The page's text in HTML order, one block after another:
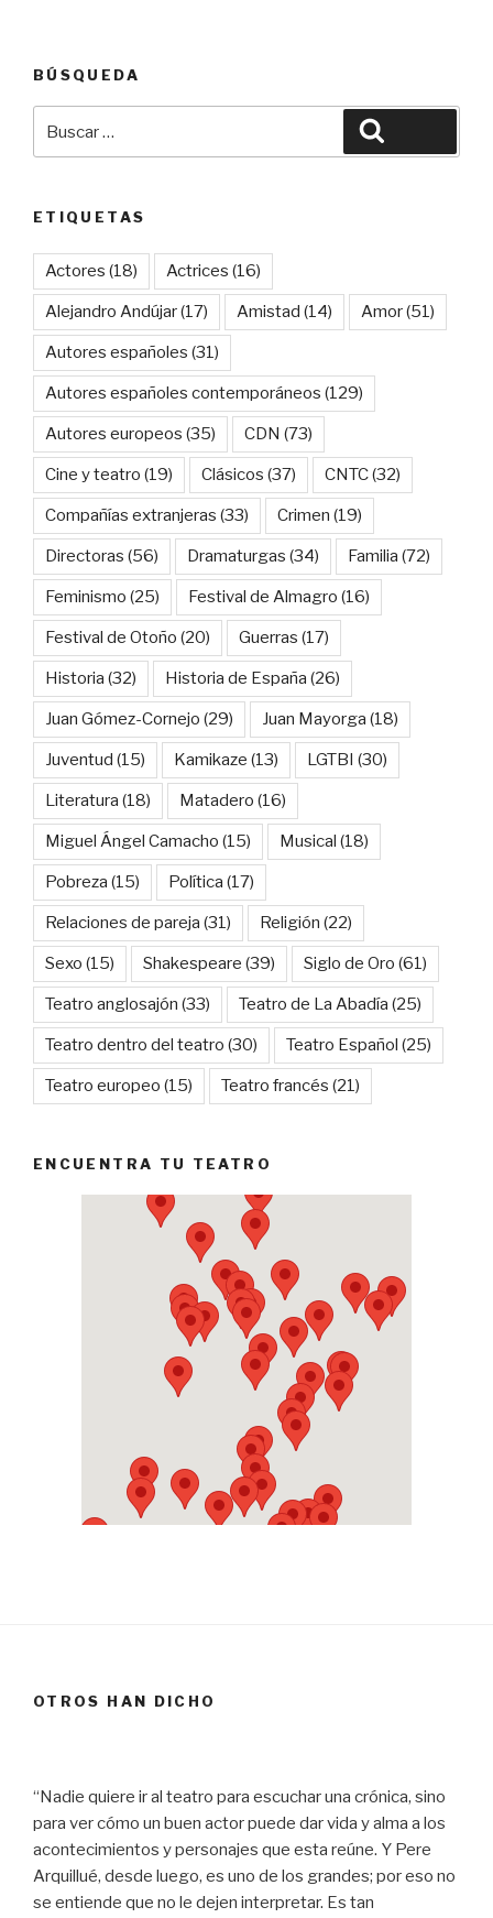
BÚSQUEDA
por:
ETIQUETAS
Actores (18) Actrices (16)
Alejandro Andújar(17) Amistad (14) Amor(51)
Autores españoles (31)
Autores españoles contemporáneos (129)
Autores europeos (35) CDN (73)
Cine y teatro (19) Clásicos (37) CNTC(32)
Compañías extranjeras (33) Crimen (19)
Directoras (56) Dramaturgas (34) Familia (72)
Feminismo (25) Festival de Almagro (16)
Festival de Otoño (20) Guerras (17)
Historia (32) Historia de España (26)
Juan Gómez-Cornejo (29) Juan Mayorga (18)
Juventud (15) Kamikaze (13) LGTBI (30)
Literatura (18) Matadero (16)
Miguel Ángel Camacho (15) Musical (18)
Pobreza (15) Política (17)
Relaciones de pareja (31) Religión (22)
Sexo (15) Shakespeare (39) Siglo de Oro (61)
Teatro anglosajón (33) Teatro de La Abadía (25)
Teatro dentro del teatro (30) Teatro Español (25)
Teatro europeo (15) Teatro francés (21)
ENCUENTRA TU TEATRO
OTROS HAN DICHO
“Nadie quiere ir al teatro para escuchar una crónica, sino
para ver cómo un buen actor puede dar vida y alma a los
acontecimientos y personajes que esta reúne. Y Pere
Arquillué, desde luego, es uno de los grandes; por eso no
se entiende que no le dejen interpretar. Es tan